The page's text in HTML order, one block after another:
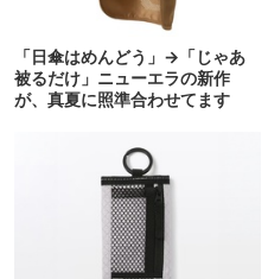
「日傘はめんどう」→「じゃあ
被るだけ」ニューエラの新作
が、真夏に照準合わせてます